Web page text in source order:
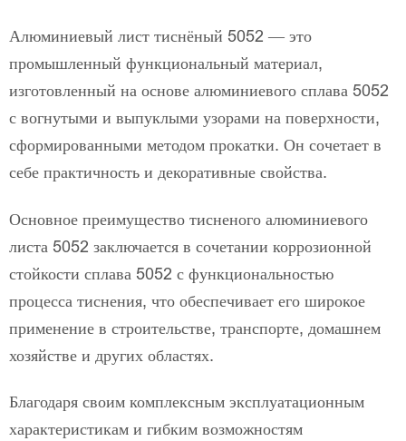
Алюминиевый лист тиснёный 5052 — это
промышленный функциональный материал,
изготовленный на основе алюминиевого сплава 5052
с вогнутыми и выпуклыми узорами на поверхности,
сформированными методом прокатки. Он сочетает в
себе практичность и декоративные свойства.
Основное преимущество тисненого алюминиевого
листа 5052 заключается в сочетании коррозионной
стойкости сплава 5052 с функциональностью
процесса тиснения, что обеспечивает его широкое
применение в строительстве, транспорте, домашнем
хозяйстве и других областях.
Благодаря своим комплексным эксплуатационным
характеристикам и гибким возможностям